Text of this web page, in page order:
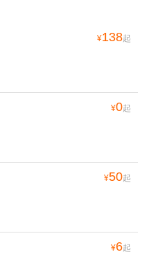
¥138起
¥0起
¥50起
¥6起